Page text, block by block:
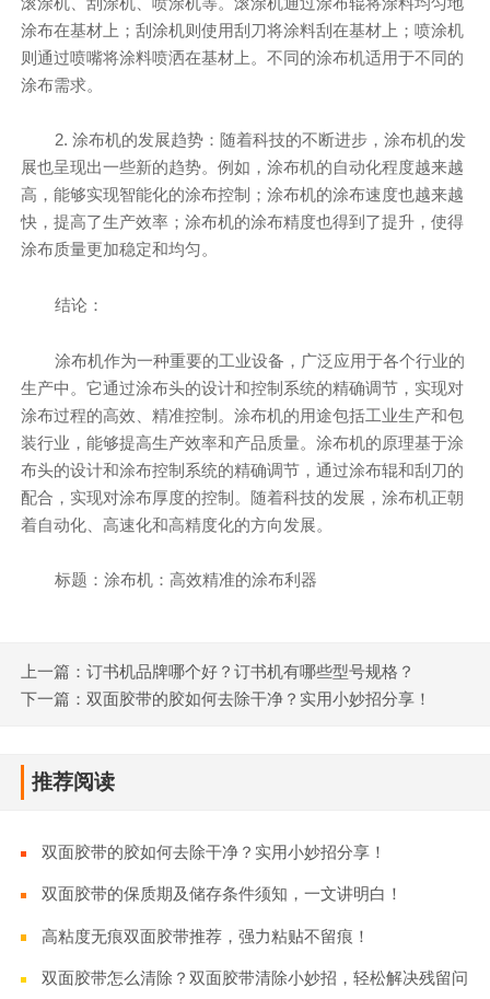
涂布在基材上；刮涂机则使用刮刀将涂料刮在基材上；喷涂机
则通过喷嘴将涂料喷洒在基材上。不同的涂布机适用于不同的
涂布需求。
2. 涂布机的发展趋势：随着科技的不断进步，涂布机的发
展也呈现出一些新的趋势。例如，涂布机的自动化程度越来越
高，能够实现智能化的涂布控制；涂布机的涂布速度也越来越
快，提高了生产效率；涂布机的涂布精度也得到了提升，使得
涂布质量更加稳定和均匀。
结论：
涂布机作为一种重要的工业设备，广泛应用于各个行业的
生产中。它通过涂布头的设计和控制系统的精确调节，实现对
涂布过程的高效、精准控制。涂布机的用途包括工业生产和包
装行业，能够提高生产效率和产品质量。涂布机的原理基于涂
布头的设计和涂布控制系统的精确调节，通过涂布辊和刮刀的
配合，实现对涂布厚度的控制。随着科技的发展，涂布机正朝
着自动化、高速化和高精度化的方向发展。
标题：涂布机：高效精准的涂布利器
上一篇：订书机品牌哪个好？订书机有哪些型号规格？
下一篇：双面胶带的胶如何去除干净？实用小妙招分享！
推荐阅读
双面胶带的胶如何去除干净？实用小妙招分享！
双面胶带的保质期及储存条件须知，一文讲明白！
高粘度无痕双面胶带推荐，强力粘贴不留痕！
双面胶带怎么清除？双面胶带清除小妙招，轻松解决残留问